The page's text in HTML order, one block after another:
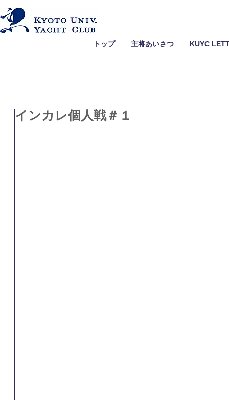
トップ 主将あいさつ KUYC
インカレ個人戦＃１